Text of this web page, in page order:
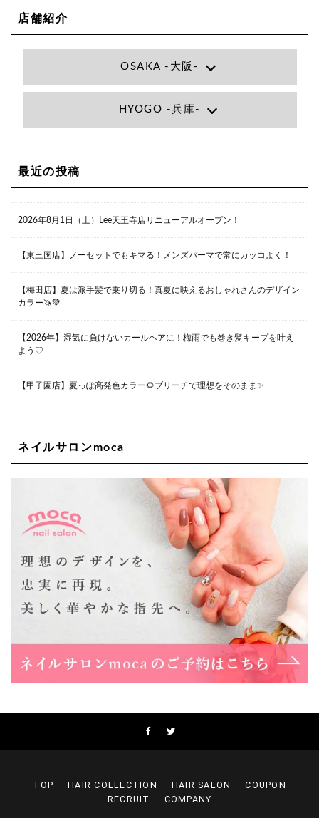
店舗紹介
OSAKA -大阪-
Lee大阪店
大阪府大阪市北区小松原町1-27梅田エビスビル7F
Lee京橋店
大阪府大阪市都島区東野田町２丁目９－２３ 晃進ビル2F
06-6563-9091
Lee四ツ橋店
ｓａｎｔビルＢ１Ｆ
06-6537-9791
Lee上新庄Vita店
大阪市東淀川区瑞光1-4-1 カサデルドイ 2F
06-6195-3667
Lee東三国店
大阪市淀川区東三国4-8-11 大拓ハイツ6
HYOGO -兵庫-
兵庫県西宮市甲子園九番町1-2 フラットライフワーク1F
最近の投稿
2026年8月1日（土）Lee天王寺店リニューアルオープン！
【東三国店】ノーセットでもキマる！メンズパーマで常にカッコよく！
【梅田店】夏は派手髪で乗り切る！真夏に映えるおしゃれさんのデザイン
カラー🦄💚
【2026年】湿気に負けないカールヘアに！梅雨でも巻き髪キープを叶え
よう♡
【甲子園店】夏っぽ高発色カラー🌻ブリーチで理想をそのまま✨
ネイルサロンmoca
TOP HAIR COLLECTION HAIR SALON
COUPON
RECRUIT
COMPANY